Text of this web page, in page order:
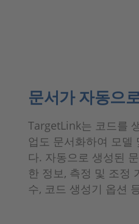
문서가 자동으
TargetLink는 코드를
업도 문서화하여 모델
다. 자동으로 생성된
한 정보, 측정 및 조정
수, 코드 생성기 옵션